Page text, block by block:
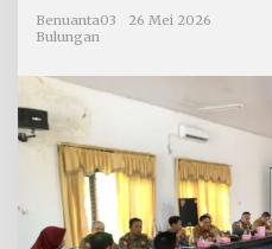
a
r
e
u
u
n
Benuanta03
26 Mei 2026
Bulungan